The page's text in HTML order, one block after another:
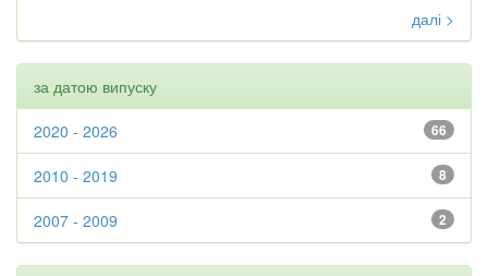
далі >
за датою випуску
66
2020 - 2026
8
2010 - 2019
2
2007 - 2009